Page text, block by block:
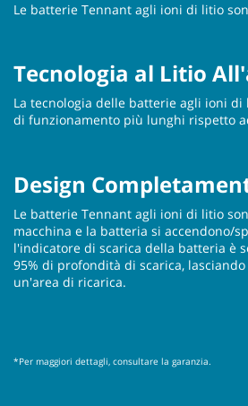
Le batterie Tennant agli ioni di litio
Tecnologia al Litio
La tecnologia delle batterie agli ioni
di funzionamento più lunghi rispetto
Design
Le batterie Tennant agli ioni di litio
macchina e la batteria si accendono/
l'indicatore di scarica della batteria è
95% di profondità di scarica,
un'area di ricarica.
*Per maggiori dettagli, consultare la garanzia.